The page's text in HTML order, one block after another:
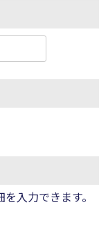
入力できます。